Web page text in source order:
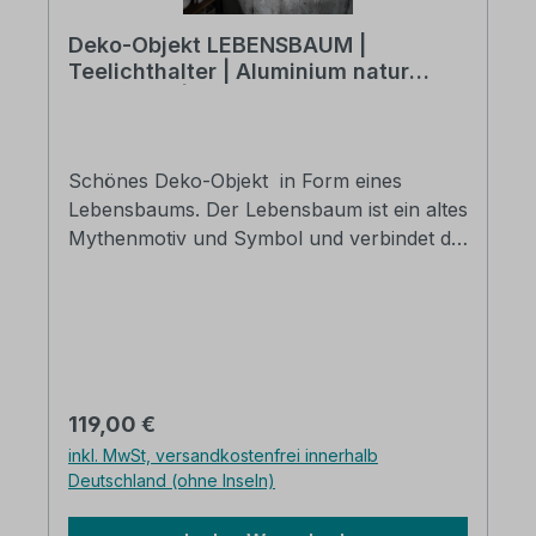
Deko-Objekt LEBENSBAUM |
Teelichthalter | Aluminium natur
Schönes Deko-Objekt in Form eines
Lebensbaums. Der Lebensbaum ist ein altes
Mythenmotiv und Symbol und verbindet die
verbreitet dort seine ganz besondere
Atmosphäre, besonders bei Kerzenschein.
Aluminium natur vernickelt mit Glitzereffekt
mit 4 Teelichthaltern (links abgebildet)
Regulärer Preis:
119,00 €
inkl. MwSt, versandkostenfrei innerhalb
Deutschland (ohne Inseln)